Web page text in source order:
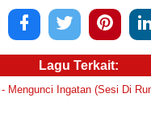
Lagu Terkait:
Mengunci Ingatan (Sesi Di